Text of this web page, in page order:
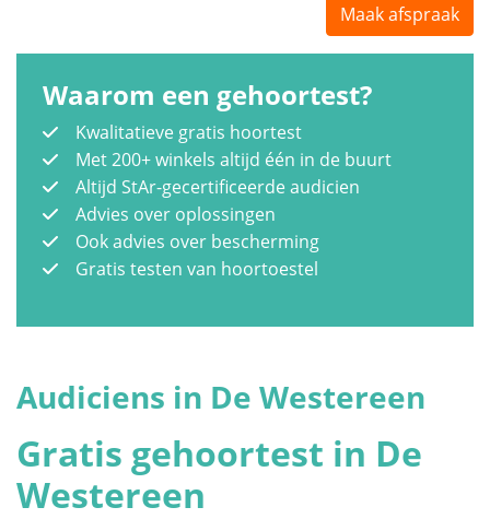
Maak afspraak
Waarom een gehoortest?
Kwalitatieve gratis hoortest
Met 200+ winkels altijd één in de buurt
Altijd StAr-gecertificeerde audicien
Advies over oplossingen
Ook advies over bescherming
Gratis testen van hoortoestel
Audiciens in De Westereen
Gratis gehoortest in De
Westereen